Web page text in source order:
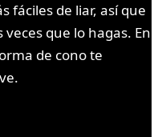
fáciles de liar, así que
que lo hagas. En
de cono te